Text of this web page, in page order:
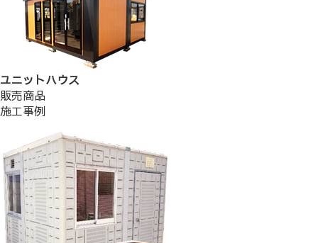
ユニットハウス
販売商品
施工事例